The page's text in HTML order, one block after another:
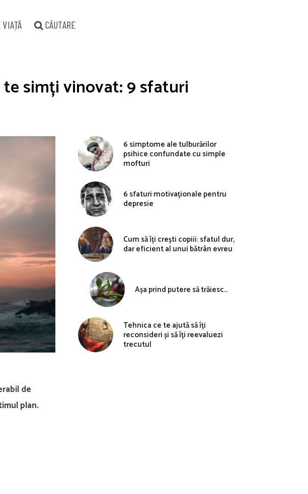
CĂUTARE
te simți vinovat: 9 sfaturi
de
plan.
6 simptome ale tulburărilor
psihice confundate cu simple
mofturi
6 sfaturi motivaționale pentru
depresie
Cum să îți crești copiii: sfatul dur,
dar eficient al unui bătrân evreu
Așa prind putere să trăiesc…
Tehnica ce te ajută să îți
reconsideri și să îți reevaluezi
trecutul